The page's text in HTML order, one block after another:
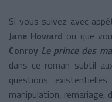
Si vous suivez avec
Jane Howard ou que
Conroy Le prince des
dans ce roman subtil
questions
manipulation, remariage,